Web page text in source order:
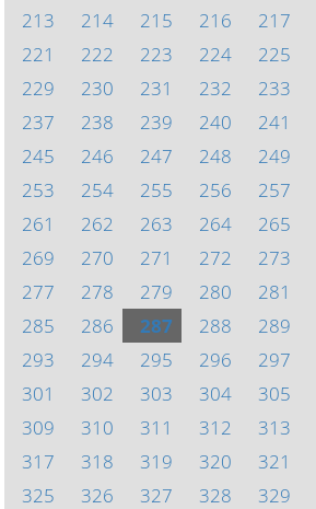
213
214 215 216 217
221
222 223 224 225
229
230 231 232 233
237
238 239 240 241
245
246 247 248 249
253
254 255 256 257
261
262 263 264 265
269
270 271 272 273
277
278 279 280 281
285
286 287 288 289
293
294 295 296 297
301
302 303 304 305
309
310 311 312 313
317
318 319 320 321
325
326 327 328 329